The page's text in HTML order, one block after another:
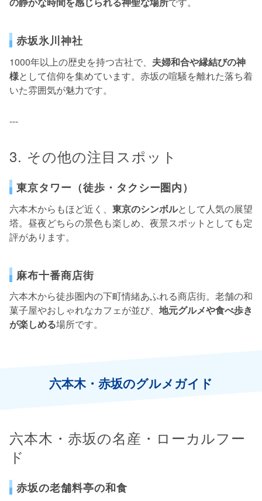
赤坂氷川神社
1000年以上の歴史を持つ古社で、 夫婦和合や縁結びの神
様として信仰を集めています。赤坂の喧騒を離れた落ち着
いた雰囲気が魅力です。
---
3. その他の注目スポット
東京タワー（徒歩・タクシー圏内）
六本木からもほど近く、 東京のシンボルとして人気の展望
塔。昼夜どちらの景色も楽しめ、夜景スポットとしても定
評があります。
麻布十番商店街
六本木から徒歩圏内の下町情緒あふれる商店街。老舗の和
菓子屋やおしゃれなカフェが並び、 地元グルメや食べ歩き
が楽しめる場所です。
六本木・赤坂のグルメガイド
六本木・赤坂の名産・ローカルフー
ド
赤坂の老舗料亭の和食